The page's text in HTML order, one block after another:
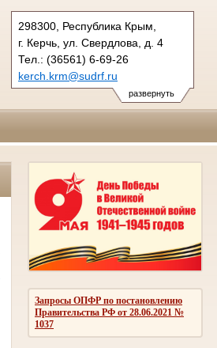
развернуть
298300, Республика Крым,
г. Керчь, ул. Свердлова, д. 4
Тел.: (36561) 6-69-26
kerch.krm@sudrf.ru
Запросы ОПФР по постановлению
Правительства РФ от 28.06.2021 №
1037